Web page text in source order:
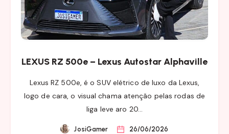
LEXUS RZ 500e – Lexus Autostar Alphaville
Lexus RZ 500e, é o SUV elétrico de luxo da Lexus,
logo de cara, o visual chama atenção pelas rodas de
liga leve aro 20…
JosiGamer
26/06/2026